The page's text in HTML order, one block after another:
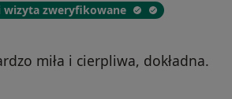
wizyta zweryfikowane
miła i cierpliwa, dokładna.